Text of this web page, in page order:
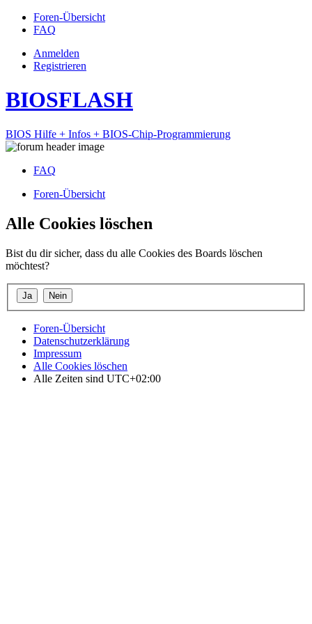
Foren-Übersicht
FAQ
Anmelden
Registrieren
BIOSFLASH
BIOS Hilfe + Infos + BIOS-Chip-Programmierung
FAQ
Foren-Übersicht
Alle Cookies löschen
Bist du dir sicher, dass du alle Cookies des Boards löschen
möchtest?
Foren-Übersicht
Datenschutzerklärung
Impressum
Alle Cookies löschen
Alle Zeiten sind UTC+02:00